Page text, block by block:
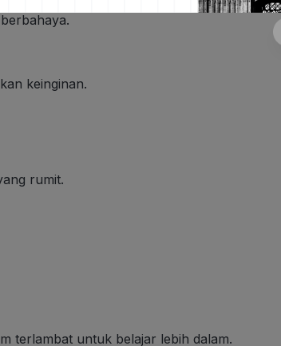
keinginan.
rumit.
terlambat untuk belajar lebih dalam.